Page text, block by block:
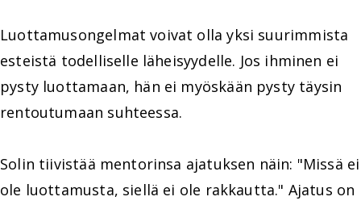
Luottamusongelmat voivat olla yksi suurimmista
esteistä todelliselle läheisyydelle. Jos ihminen ei
pysty luottamaan, hän ei myöskään pysty täysin
rentoutumaan suhteessa.
Solin tiivistää mentorinsa ajatuksen näin: "Missä ei
ole luottamusta, siellä ei ole rakkautta." Ajatus on